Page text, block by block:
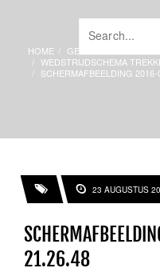
HOME
GEEN CATEGORIE
WEDSTRIJDSCHEMA
SCHERMAFBEELDING
23 AUGUSTUS
21.26.48